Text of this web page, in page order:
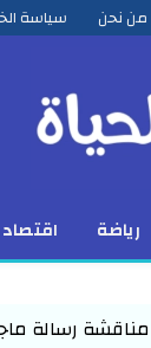
من نحن سياسة
رياضة اقتصاد
عبد المنعم